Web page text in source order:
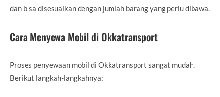
dan bisa disesuaikan dengan jumlah barang yang perlu dibawa.
Cara Menyewa Mobil di Okkatransport
Proses penyewaan mobil di Okkatransport sangat mudah.
Berikut langkah-langkahnya: